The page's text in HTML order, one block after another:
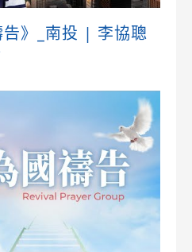
》_南投 | 李協聰